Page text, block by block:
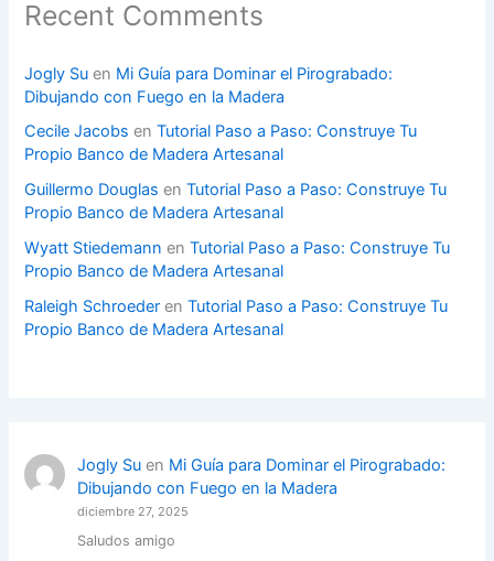
Recent Comments
Jogly Su en Mi Guía para Dominar el Pirograbado:
Dibujando con Fuego en la Madera
Cecile Jacobs enTutorial Paso a Paso: Construye Tu
Propio Banco de Madera Artesanal
Guillermo Douglas enTutorial Paso a Paso: Construye Tu
Propio Banco de Madera Artesanal
Wyatt Stiedemann enTutorial Paso a Paso: Construye Tu
Propio Banco de Madera Artesanal
Raleigh Schroeder enTutorial Paso a Paso: Construye Tu
Propio Banco de Madera Artesanal
Jogly Suen Mi Guía para Dominar el Pirograbado:
Dibujando con Fuego en la Madera
diciembre 27, 2025
Saludos amigo